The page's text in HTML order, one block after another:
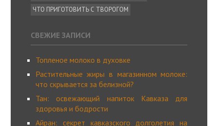
ЧТО ПРИГОТОВИТЬ С ТВОРОГОМ
СВЕЖИЕ ЗАПИСИ
Топленое молоко в духовке
Растительные жиры в магазинном молоке:
что скрывается за белизной?
Тан: освежающий напиток Кавказа для
здоровья и бодрости
Айран: секрет кавказского долголетия на